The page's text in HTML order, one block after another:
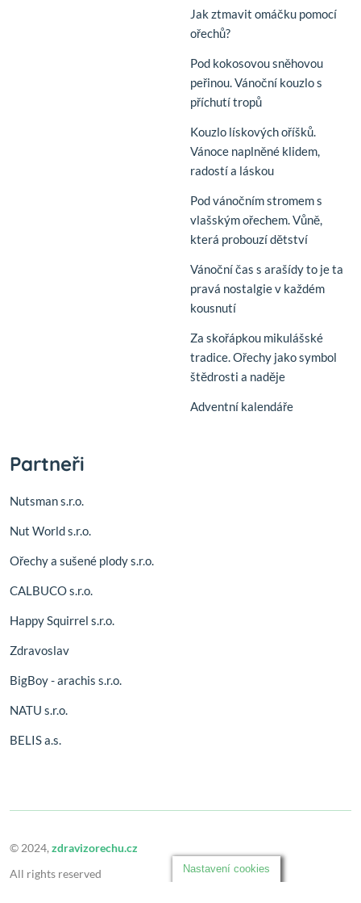
Jak ztmavit omáčku pomocí
ořechů?
Pod kokosovou sněhovou
peřinou. Vánoční kouzlo s
příchutí tropů
Kouzlo lískových oříšků.
Vánoce naplněné klidem,
radostí a láskou
Pod vánočním stromem s
vlašským ořechem. Vůně,
která probouzí dětství
Vánoční čas s arašídy to je ta
pravá nostalgie v každém
kousnutí
Za skořápkou mikulášské
tradice. Ořechy jako symbol
štědrosti a naděje
Adventní kalendáře
Partneři
Nutsman s.r.o.
Nut World s.r.o.
Ořechy a sušené plody s.r.o.
CALBUCO s.r.o.
Happy Squirrel s.r.o.
Zdravoslav
BigBoy - arachis s.r.o.
NATU s.r.o.
BELIS a.s.
Nastavení cookies
© 2024, zdravizorechu.cz
All rights reserved